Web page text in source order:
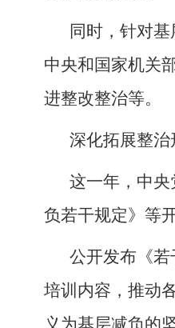
同时，针对
中央和国家机关
进整改整治等。
深化拓展整
这一年，中
负若干规定》等
公开发布《
培训内容，推动
义为基层减负的